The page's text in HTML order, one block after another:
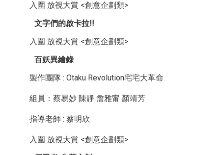
入圍 放視大賞 <創意企劃類>
文字們的啟卡拉!!
入圍 放視大賞 <創意企劃類>
百妖異繪錄
製作團隊 : Otaku Revolution宅宅大革命
組員：蔡易妙 陳靜 詹雅甯 顏靖芳
指導老師 : 蔡明欣
入圍 放視大賞 <創意企劃類>